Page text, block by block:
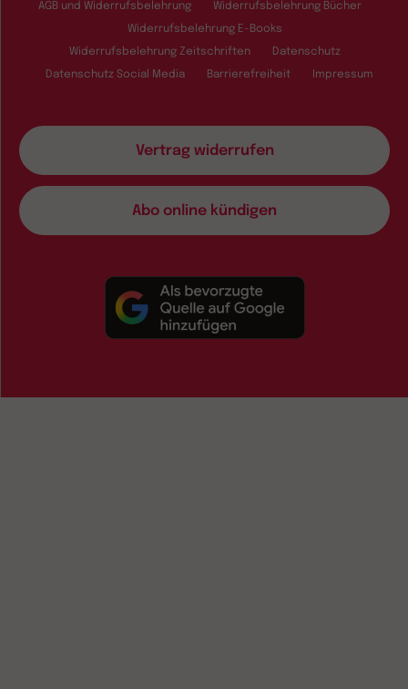
AGB und Widerrufsbelehrung Widerrufsbelehrung Bücher
Widerrufsbelehrung E-Books
Widerrufsbelehrung Zeitschriften Datenschutz
Datenschutz Social Media Barrierefreiheit Impressum
Vertrag widerrufen
Abo online kündigen